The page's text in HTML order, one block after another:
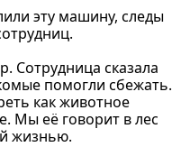
эту машину, следы
Сотрудница сказала
помогли сбежать.
как животное
Мы её говорит в лес
жизнью.